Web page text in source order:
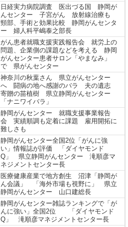
日経実力病院調査 医出づる国 静岡が
んセンター 子宮がん 放射線治療も
頸部、手術と効果比較 静岡がんセンタ
ー 婦人科平嶋泰之部長
がん患者就職支援実践報告会 就労上の
問題、企業側の課題などを考える 静岡
がんセンター患者サロン「やまなみ」
で 県がんセンター
神奈川の秋葉さん 県立がんセンター
へ 闘病の地へ感謝のバラ 夫の遺志
寄贈の苗植樹 県立静岡がんセンター
「ナニワイバラ」
静岡がんセンター 就職支援事業報告
会 実績順調も定着に課題 雇用開拓に
難しさも
静岡がんセンター全国2位「がんに強
い」情報誌が評価 「ダイヤモンド
Q」 県立静岡がんセンター 滝順彦マ
ネジメントセンター長
医療健康産業で地方創生 沼津「静岡が
ん会議」 「海外市場も視野に」 県立
静岡がんセンター 山口建総長
静岡がんセンター雑誌ランキングで「が
んに強い」全国2位 「ダイヤモンド
Q」 滝順彦マネジメントセンター長